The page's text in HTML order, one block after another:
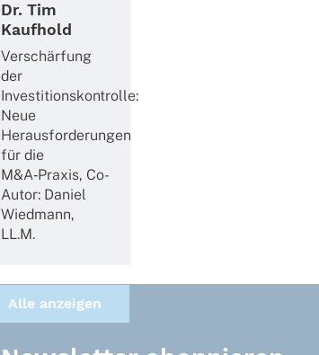
Dr. Tim
Kaufhold
Verschär­fung
der
Inves­ti­ti­ons­kon­trolle:
Neue
Heraus­for­de­run­gen
für die
M&A‑Praxis, Co-
Autor: Daniel
Wied­mann,
LL.M.
Alle anzei­gen